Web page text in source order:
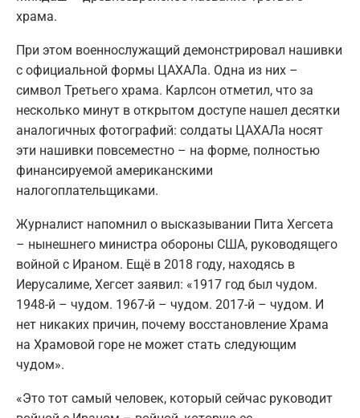
храма.
При этом военнослужащий демонстрировал нашивки
с официальной формы ЦАХАЛа. Одна из них –
символ Третьего храма. Карлсон отметил, что за
несколько минут в открытом доступе нашел десятки
аналогичных фотографий: солдаты ЦАХАЛа носят
эти нашивки повсеместно – на форме, полностью
финансируемой американскими
налогоплательщиками.
Журналист напомнил о высказывании Пита Хегсета
– нынешнего министра обороны США, руководящего
войной с Ираном. Ещё в 2018 году, находясь в
Иерусалиме, Хегсет заявил: «1917 год был чудом.
1948-й – чудом. 1967-й – чудом. 2017-й – чудом. И
нет никаких причин, почему восстановление Храма
на Храмовой горе не может стать следующим
чудом».
«Это тот самый человек, который сейчас руководит